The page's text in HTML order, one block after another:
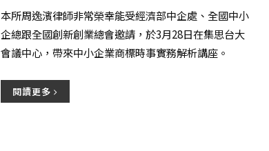
本所周逸濱律師非常榮幸能受經濟部中企處、全國中小
企總跟全國創新創業總會邀請，於3月28日在集思台大
會議中心，帶來中小企業商標時事實務解析講座。
閱讀更多